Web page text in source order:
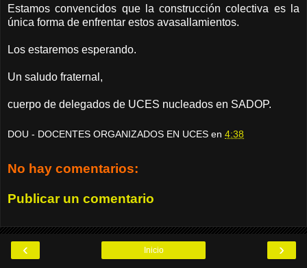
Estamos convencidos que la construcción colectiva es la
única forma de enfrentar estos avasallamientos.
Los estaremos esperando.
Un saludo fraternal,
cuerpo de delegados de UCES nucleados en SADOP.
DOU - DOCENTES ORGANIZADOS EN UCES en 4:38
No hay comentarios:
Publicar un comentario
‹ ›
Inicio